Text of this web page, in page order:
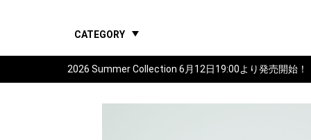
2026 Summer Collection 6月12日19:00より発売開始！
CATEGORY